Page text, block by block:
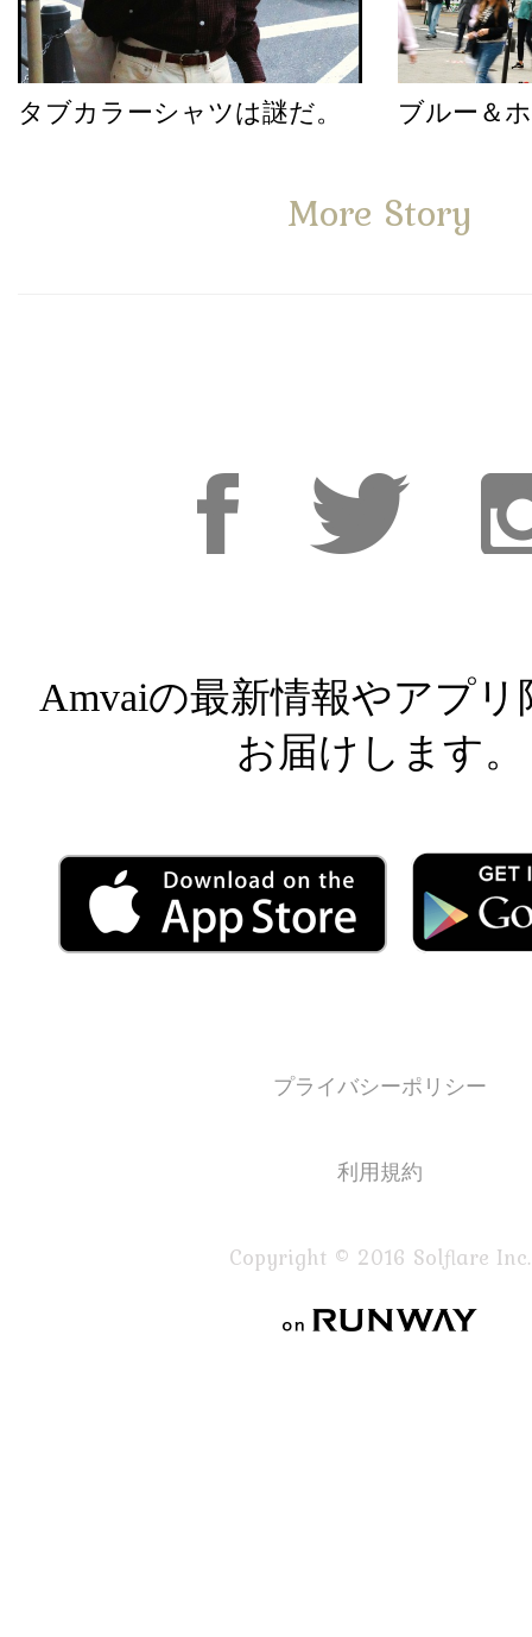
タブカラーシャツは謎だ。 ブルー＆
More Story
Amvaiの最新情報やアプリ
お届けします。
プライバシーポリシー
利用規約
Copyright © 2016 Solflare Inc.